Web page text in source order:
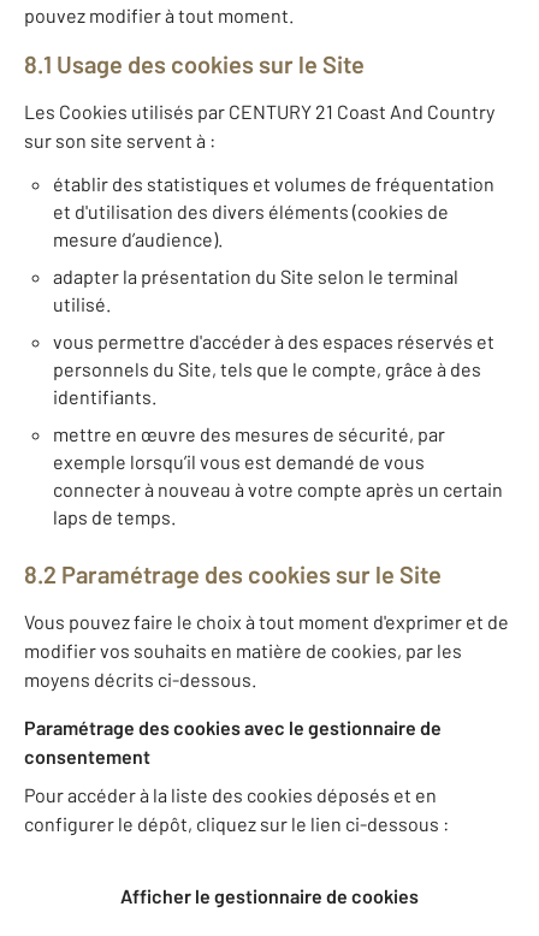
pouvez modifier à tout moment.
8.1 Usage des cookies sur le Site
Les Cookies utilisés par CENTURY 21 Coast And Country
sur son site servent à :
établir des statistiques et volumes de fréquentation
et d'utilisation des divers éléments (cookies de
mesure d’audience).
adapter la présentation du Site selon le terminal
utilisé.
vous permettre d'accéder à des espaces réservés et
personnels du Site, tels que le compte, grâce à des
identifiants.
mettre en œuvre des mesures de sécurité, par
exemple lorsqu’il vous est demandé de vous
connecter à nouveau à votre compte après un certain
laps de temps.
8.2 Paramétrage des cookies sur le Site
Vous pouvez faire le choix à tout moment d'exprimer et de
modifier vos souhaits en matière de cookies, par les
moyens décrits ci-dessous.
Paramétrage des cookies avec le gestionnaire de
consentement
Pour accéder à la liste des cookies déposés et en
configurer le dépôt, cliquez sur le lien ci-dessous :
Afficher le gestionnaire de cookies